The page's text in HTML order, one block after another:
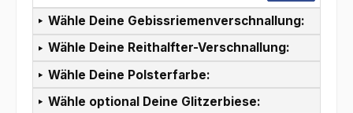
Wähle Deine Gebissriemenverschnallung:
Wähle Deine Reithalfter-Verschnallung:
Wähle Deine Polsterfarbe:
Wähle optional Deine Glitzerbiese: